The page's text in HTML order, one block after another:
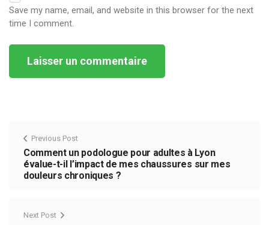
Save my name, email, and website in this browser for the next
time I comment.
Previous Post
Comment un podologue pour adultes à Lyon
évalue-t-il l’impact de mes chaussures sur mes
douleurs chroniques ?
Next Post